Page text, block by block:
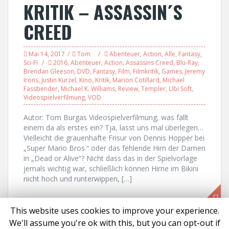
KRITIK – ASSASSIN´S
CREED
Mai 14, 2017 Tom Abenteuer, Action, Alle, Fantasy,
Sci-Fi
2016, Abenteuer, Action, Assassins Creed, Blu-Ray,
Brendan Gleeson, DVD, Fantasy, Film, Filmkritik, Games, Jeremy
Irons, Justin Kurzel, Kino, Kritik, Marion Cotillard, Michael
Fassbender, Michael K. Williams, Review, Templer, Ubi Soft,
Videospielverfilmung, VOD
Autor: Tom Burgas Videospielverfilmung, was fällt
einem da als erstes ein? Tja, lasst uns mal überlegen…
Vielleicht die grauenhafte Frisur von Dennis Hopper bei
„Super Mario Bros.“ oder das fehlende Hirn der Damen
in „Dead or Alive“? Nicht dass das in der Spielvorlage
jemals wichtig war, schließlich können Hirne im Bikini
nicht hoch und runterwippen, […]
This website uses cookies to improve your experience.
We'll assume you're ok with this, but you can opt-out if